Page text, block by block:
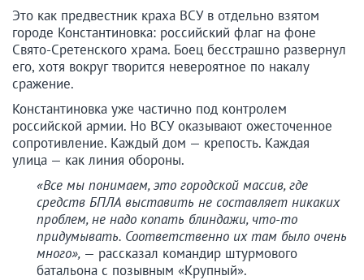
Это как предвестник краха ВСУ в отдельно взятом
городе Константиновка: российский флаг на фоне
Свято-Сретенского храма. Боец бесстрашно развернул
его, хотя вокруг творится невероятное по накалу
сражение.
Константиновка уже частично под контролем
российской армии. Но ВСУ оказывают ожесточенное
сопротивление. Каждый дом — крепость. Каждая
улица — как линия обороны.
«Все мы понимаем, это городской массив, где
средств БПЛА выставить не составляет никаких
проблем, не надо копать блиндажи, что-то
придумывать. Соответственно их там было очень
много», — рассказал командир штурмового
батальона с позывным «Крупный».